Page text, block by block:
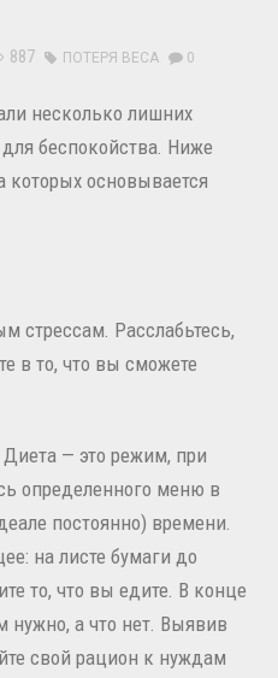
887 ПОТЕРЯ ВЕСА 0
несколько лишних
беспокойства. Ниже
основывается
стрессам. Расслабьтесь,
в то, что вы сможете
— это режим, при
определенного меню в
постоянно) времени.
на листе бумаги до
то, что вы едите. В конце
нужно, а что нет. Выявив
свой рацион к нуждам